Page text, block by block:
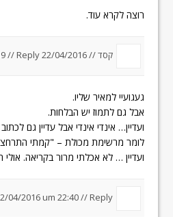
רוצה לקרא עוד.
קסד //22/04/2016 um 18:19
//Reply
געגועיי למאיר שליו.
אבל גם לתמוז יש הבלחות.
ועדיין… אינדי אינדי אבל עדיין גם
לומר מרשימת מכולת – "קמתי
ועדיין … לא אכלתי מרור בקריאה.
04/2016 um 22:40//Reply